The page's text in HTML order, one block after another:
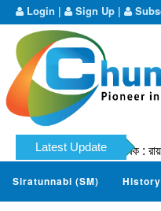
Login | Sign Up |
Latest Update
নাযের । (মূল লেখক : রায়হান
Siratunnabi (SM) History